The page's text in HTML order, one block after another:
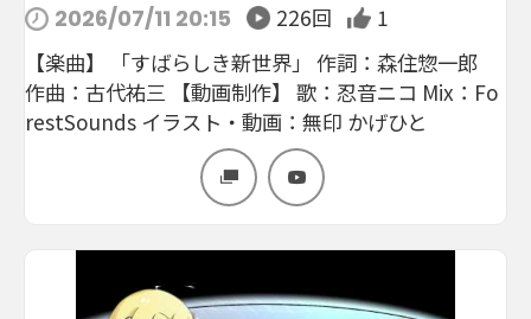
2026/07/11 20:15 226回
1
【楽曲】 「すばらしき新世界」 作詞：森住惣一郎
作曲：古代祐三 【動画制作】 歌：忍音ニコ Mix：Fo
restSounds イラスト・動画：無印 かげひと